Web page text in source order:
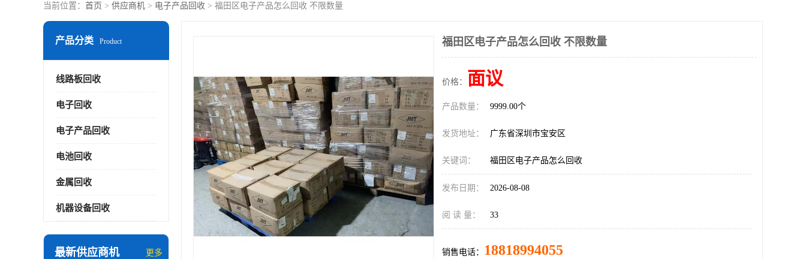
当前位置： 首页 > 供应商机 > 电子产品回收 > 福田区电子产品怎么回收 不限数量
产品分类 Product
线路板回收
电子回收
电子产品回收
电池回收
金属回收
机器设备回收
最新供应商机 更多
福田区电子产品怎么回收 不限数量
价格： 面议
产品数量： 9999.00个
发货地址： 广东省深圳市宝安区
关键词： 福田区电子产品怎么回收
发布日期： 2026-08-08
阅 读 量： 33
销售电话： 18818994055